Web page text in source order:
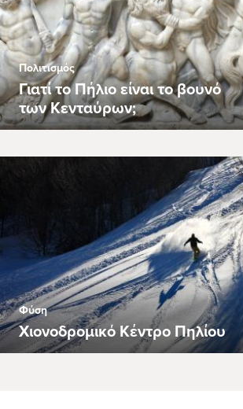
Πολιτισμός
Γιατί το Πήλιο είναι το βουνό
των Κενταύρων;
Φύση
Χιονοδρομικό Κέντρο Πηλίου